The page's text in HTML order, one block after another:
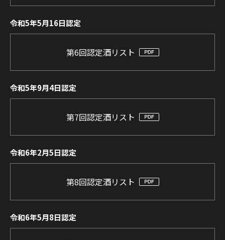
令和5年5月16日認定
第6回認定酒リスト
令和5年9月4日認定
第7回認定酒リスト
令和6年2月5日認定
第8回認定酒リスト
令和6年5月8日認定